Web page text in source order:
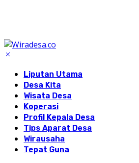
Liputan Utama
Desa Kita
Wisata Desa
Koperasi
Profil Kepala Desa
Tips Aparat Desa
Wirausaha
Tepat Guna